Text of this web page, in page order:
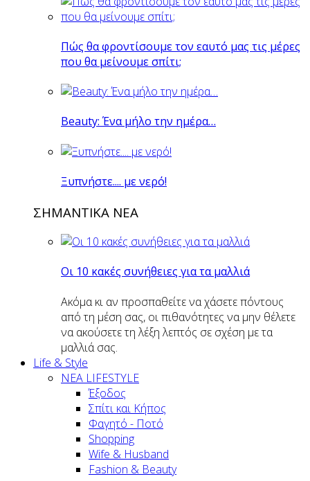
Πώς θα φροντίσουμε τον εαυτό μας τις μέρες
που θα μείνουμε σπίτι;
Beauty: Ένα μήλο την ημέρα…
Ξυπνήστε.... με νερό!
ΣΗΜΑΝΤΙΚΑ ΝΕΑ
Οι 10 κακές συνήθειες για τα μαλλιά
Ακόμα κι αν προσπαθείτε να χάσετε πόντους
από τη μέση σας, οι πιθανότητες να μην θέλετε
να ακούσετε τη λέξη λεπτός σε σχέση με τα
μαλλιά σας.
Life & Style
ΝΕΑ LIFESTYLE
Έξοδος
Σπίτι και Κήπος
Φαγητό - Ποτό
Shopping
Wife & Husband
Fashion & Beauty